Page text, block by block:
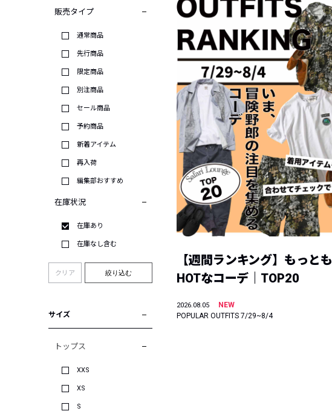
販売タイプ
通常商品
先行商品
限定商品
別注商品
セール商品
予約商品
新着アイテム
再入荷
編集部おすすめ
在庫状況
在庫あり
在庫なし含む
クリア 絞り込む
サイズ
トップス
XXS
XS
S
【週間ランキング】もっとも
HOTなコーデ｜TOP20
2026.08.05
NEW
POPULAR OUTFITS 7/29~8/4